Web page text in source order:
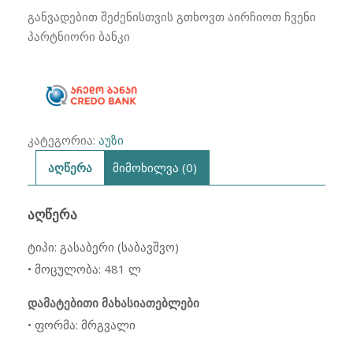
58446
განვადებით შეძენისთვის გთხოვთ აირჩიოთ ჩვენი
პარტნიორი ბანკი
კატეგორია: აუზი
აღწერა
მიმოხილვა (0)
ᲐᲦᲬᲔᲠᲐ
ტიპი: გასაბერი (საბავშვო)
• მოცულობა: 481 ლ
დამატებითი მახასიათებლები
• ფორმა: მრგვალი